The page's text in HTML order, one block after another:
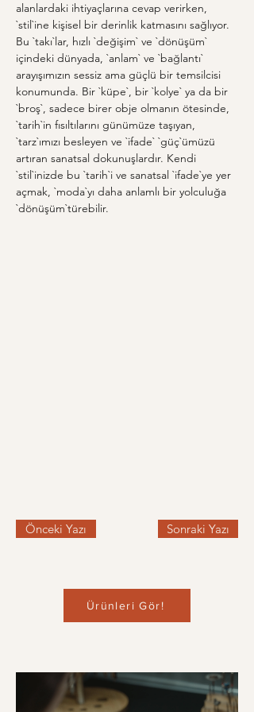
alanlardaki ihtiyaçlarına cevap verirken,
`stil`ine kişisel bir derinlik katmasını sağlıyor.
Bu `takı`lar, hızlı `değişim` ve `dönüşüm`
içindeki dünyada, `anlam` ve `bağlantı`
arayışımızın sessiz ama güçlü bir temsilcisi
konumunda. Bir `küpe`, bir `kolye` ya da bir
`broş`, sadece birer obje olmanın ötesinde,
`tarih`in fısıltılarını günümüze taşıyan,
`tarz`ımızı besleyen ve `ifade` `güç`ümüzü
artıran sanatsal dokunuşlardır. Kendi
`stil`inizde bu `tarih`i ve sanatsal `ifade`ye yer
açmak, `moda`yı daha anlamlı bir yolculuğa
`dönüşüm`türebilir.
Önceki Yazı Sonraki Yazı
Ürünleri Gör!